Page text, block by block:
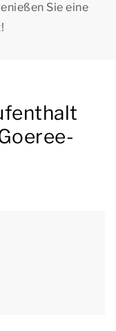
Sie eine